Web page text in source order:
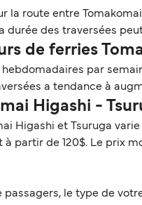
la route entre
durée des traversées
de ferries
hebdomadaires par
a tendance à
Higashi -
Higashi et Tsuruga
partir de 120$. Le prix
le type de